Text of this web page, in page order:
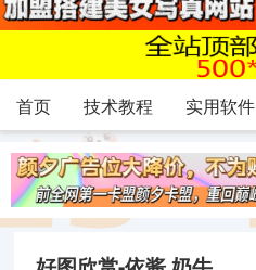
首页 技术教程 实用软件